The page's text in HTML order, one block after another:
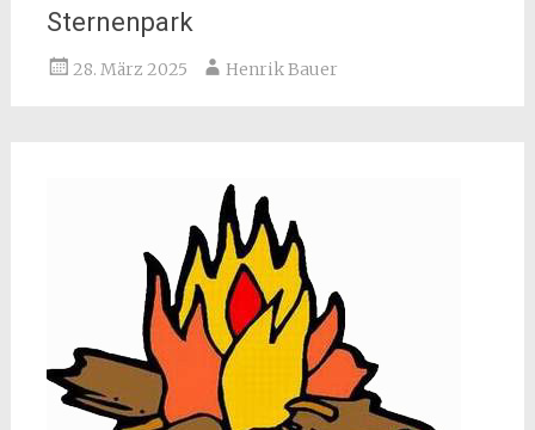
Sternenpark
28. März 2025 Henrik Bauer